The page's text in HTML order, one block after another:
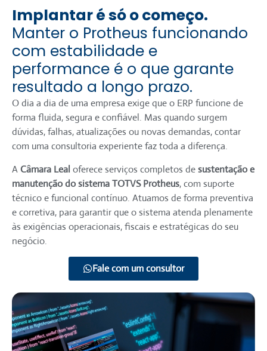
Implantar é só o começo.
Manter o Protheus funcionando
com estabilidade e
performance é o que garante
resultado a longo prazo.
O dia a dia de uma empresa exige que o ERP funcione de
forma fluida, segura e confiável. Mas quando surgem
dúvidas, falhas, atualizações ou novas demandas, contar
com uma consultoria experiente faz toda a diferença.
ACâmara Leal oferece serviços completos desustentação e
manutenção do sistema TOTVS Protheus, com suporte
técnico e funcional contínuo. Atuamos de forma preventiva
e corretiva, para garantir que o sistema atenda plenamente
às exigências operacionais, fiscais e estratégicas do seu
negócio.
Fale com um consultor